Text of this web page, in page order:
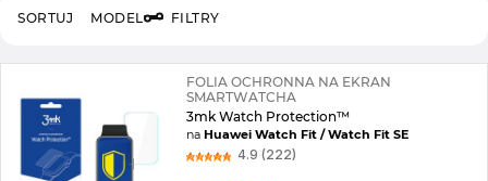
MODEL FILTRY
SORTUJ
FOLIA OCHRONNA NA EKRAN
SMARTWATCHA
3mk Watch Protection™
naHuawei Watch Fit / Watch Fit SE
4.9 (222)